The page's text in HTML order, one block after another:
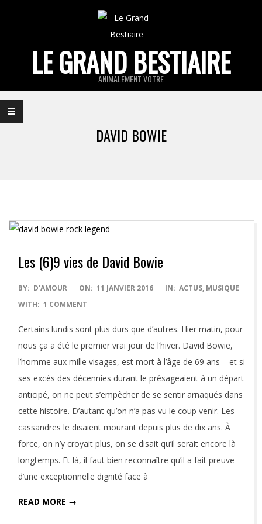
LE GRAND BESTIAIRE
ANIMALEMENT VOTRE
Primary
Navigation
DAVID BOWIE
Les (6)9 vies de David Bowie
2016-
01-
BY: D'AMOUR ON: 11 JANVIER 2016 IN: ACTUS, MUSIQUE
WITH: 1 COMMENT
Certains lundis sont plus durs que d’autres. Hier matin, pour
nous ça a été le premier vrai jour de l’hiver. David Bowie,
l’homme aux mille visages, est mort à l’âge de 69 ans – et si
ses excès des décennies durant le présageaient à un départ
anticipé, on ne peut s’empêcher de se sentir arnaqués dans
cette histoire. D’autant qu’on n’a pas vu le coup venir. Les
cassandres le disaient mourant depuis plus de dix ans. À
force, on n’y croyait plus, on se disait qu’il serait encore là
longtemps. Et là, il faut bien reconnaître qu’il a fait preuve
d’une exceptionnelle dignité face à
READ MORE →